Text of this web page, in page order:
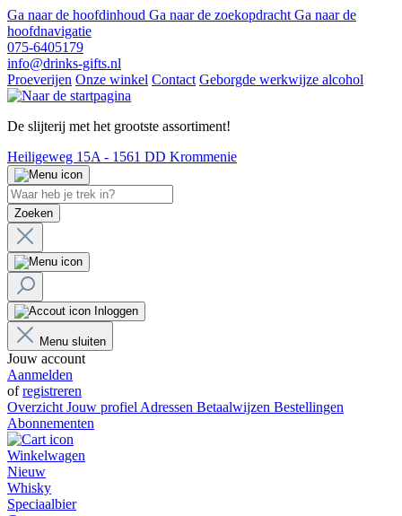
Ga naar de hoofdinhoud Ga naar de zoekopdracht Ga naar de
hoofdnavigatie
075-6405179
info@drinks-gifts.nl
Proeverijen Onze winkel Contact Geborgde werkwijze alcohol
De slijterij met het grootste assortiment!
Heiligeweg 15A - 1561 DD Krommenie
Zoeken
Inloggen
Menu sluiten
Jouw account
Aanmelden
ofregistreren
Overzicht Jouw profiel Adressen Betaalwijzen Bestellingen
Abonnementen
Winkelwagen
Nieuw
Whisky
Speciaalbier